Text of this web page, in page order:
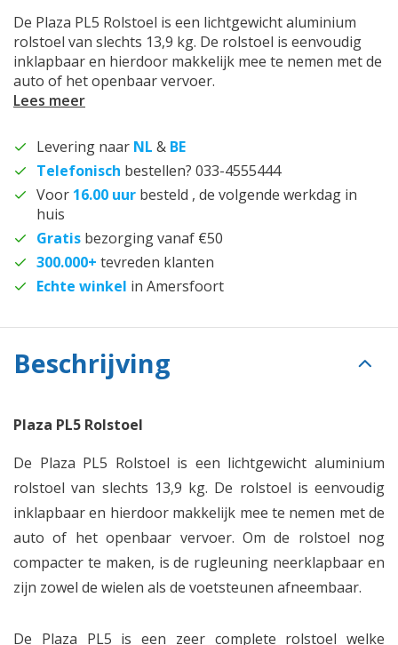
De Plaza PL5 Rolstoel is een lichtgewicht aluminium
rolstoel van slechts 13,9 kg. De rolstoel is eenvoudig
inklapbaar en hierdoor makkelijk mee te nemen met de
auto of het openbaar vervoer.
Lees meer
Levering naar NL & BE
Telefonisch bestellen? 033-4555444
Voor 16.00 uur besteld , de volgende werkdag in
huis
Gratis bezorging vanaf €50
300.000+ tevreden klanten
Echte winkel in Amersfoort
Beschrijving
Plaza PL5 Rolstoel
De Plaza PL5 Rolstoel is een lichtgewicht aluminium
rolstoel van slechts 13,9 kg. De rolstoel is eenvoudig
inklapbaar en hierdoor makkelijk mee te nemen met de
auto of het openbaar vervoer. Om de rolstoel nog
compacter te maken, is de rugleuning neerklapbaar en
zijn zowel de wielen als de voetsteunen afneembaar.
De Plaza PL5 is een zeer complete rolstoel welke